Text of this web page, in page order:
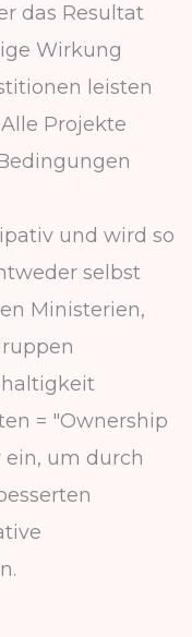
das Resultat
Wirkung
leisten
Alle Projekte
und wird so
selbst
Ministerien,
= "Ownership
ein, um durch